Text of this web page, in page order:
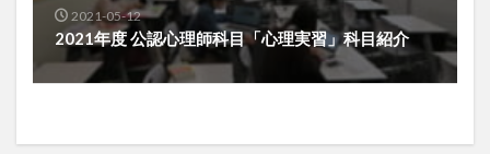
2021-05-12
2021年度 公認心理師科目「心理実習」科目紹介